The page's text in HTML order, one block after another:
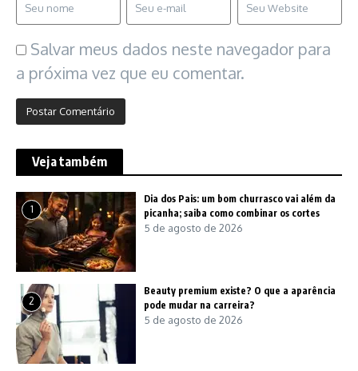
Salvar meus dados neste navegador para
a próxima vez que eu comentar.
Veja também
1
Dia dos Pais: um bom churrasco vai além da
picanha; saiba como combinar os cortes
5 de agosto de 2026
2
Beauty premium existe? O que a aparência
pode mudar na carreira?
5 de agosto de 2026